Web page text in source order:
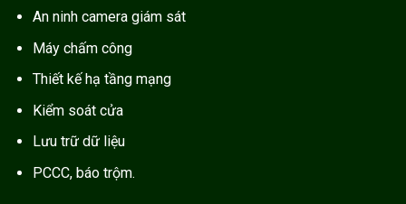
An ninh camera giám sát
Máy chấm công
Thiết kế hạ tầng mạng
Kiểm soát cửa
Lưu trữ dữ liệu
PCCC, báo trộm.